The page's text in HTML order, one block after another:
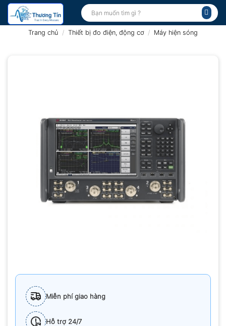
Bỏ
qua
Tìm
kiếm:
Trang chủ / Thiết bị đo điện, động cơ / Máy hiện sóng
Miễn phí giao hàng
Hỗ trợ 24/7